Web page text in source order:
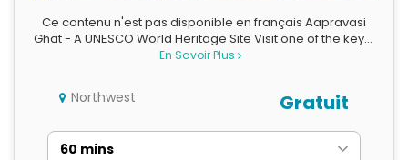
Ce contenu n'est pas disponible en français Aapravasi
Ghat - A UNESCO World Heritage Site Visit one of the key…
En Savoir Plus
Northwest Gratuit